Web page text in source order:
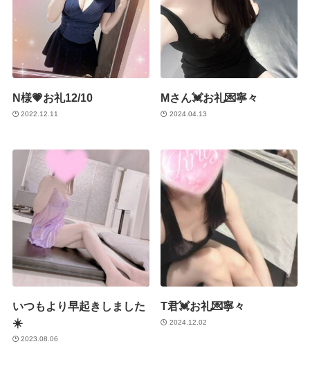
N様💗お礼12/10
2022.12.11
Mさん💓お礼💌寧々
2024.04.13
いつもより早起きしました
☀️
2023.08.06
T君💓お礼💌寧々
2024.12.02